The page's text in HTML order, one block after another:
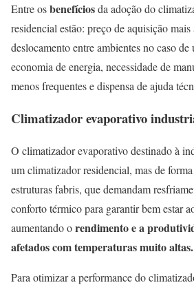
Entre osbenefíciosda adoção do
residencial estão: preço de aquisição
deslocamento entre ambientes no caso
economia de energia, necessidade de
menos frequentes e dispensa de ajuda
Climatizador evaporativo
O climatizador evaporativo destinado à
um climatizador residencial, mas de
estruturas fabris, que demandam
conforto térmico para garantir bem estar
aumentando orendimento e a
afetados com temperaturas muito altas.
Para otimizar a performance do